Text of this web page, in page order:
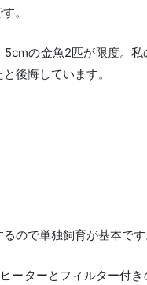
。
の金魚2匹が限度。私
後悔しています。
ので単独飼育が基本です
ーターとフィルター付き